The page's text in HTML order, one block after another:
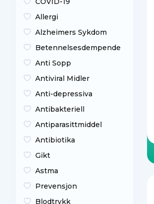
Allergi
Alzheimers Sykdom
Betennelsesdempende
Anti Sopp
Antiviral Midler
Anti-depressiva
Antibakteriell
Antiparasittmiddel
Antibiotika
Gikt
Astma
Prevensjon
Blodtrykk